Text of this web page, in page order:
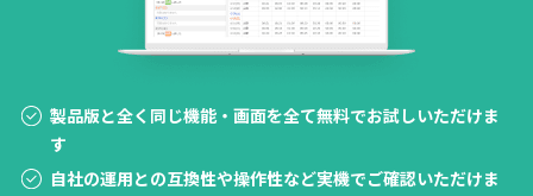
製品版と全く同じ機能・画面を全て無料でお試しいただけま
す
自社の運用との互換性や操作性など実機でご確認いただけま